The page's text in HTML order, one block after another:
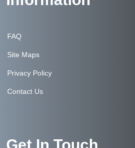
FAQ
Site Maps
Privacy Policy
Contact Us